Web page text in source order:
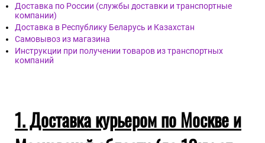
Доставка по России (службы доставки и транспортные
компании)
Доставка в Республику Беларусь и Казахстан
Самовывоз из магазина
Инструкции при получении товаров из транспортных
компаний
1. Доставка курьером по Москве и